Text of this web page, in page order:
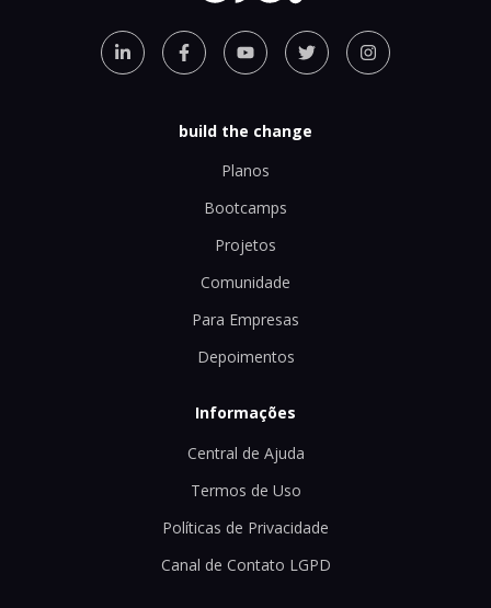
build the change
Planos
Bootcamps
Projetos
Comunidade
Para Empresas
Depoimentos
Informações
Central de Ajuda
Termos de Uso
Políticas de Privacidade
Canal de Contato LGPD